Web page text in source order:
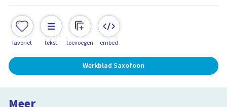
favoriet tekst toevoegen embed
Werkblad Saxofoon